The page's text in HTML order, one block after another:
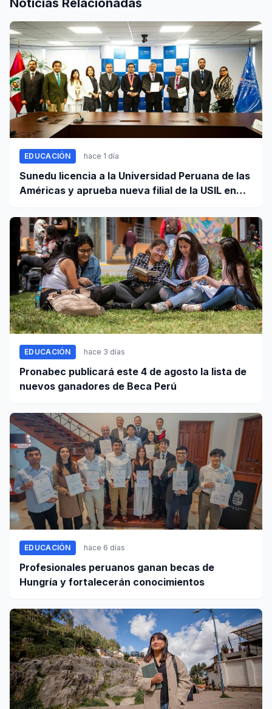
EDUCACIÓN hace 1 día
Sunedu licencia a la Universidad Peruana de las
Américas y aprueba nueva filial de la USIL en
EDUCACIÓN hace 3 días
Pronabec publicará este 4 de agosto la lista de
nuevos ganadores de Beca Perú
EDUCACIÓN hace 6 días
Profesionales peruanos ganan becas de
Hungría y fortalecerán conocimientos